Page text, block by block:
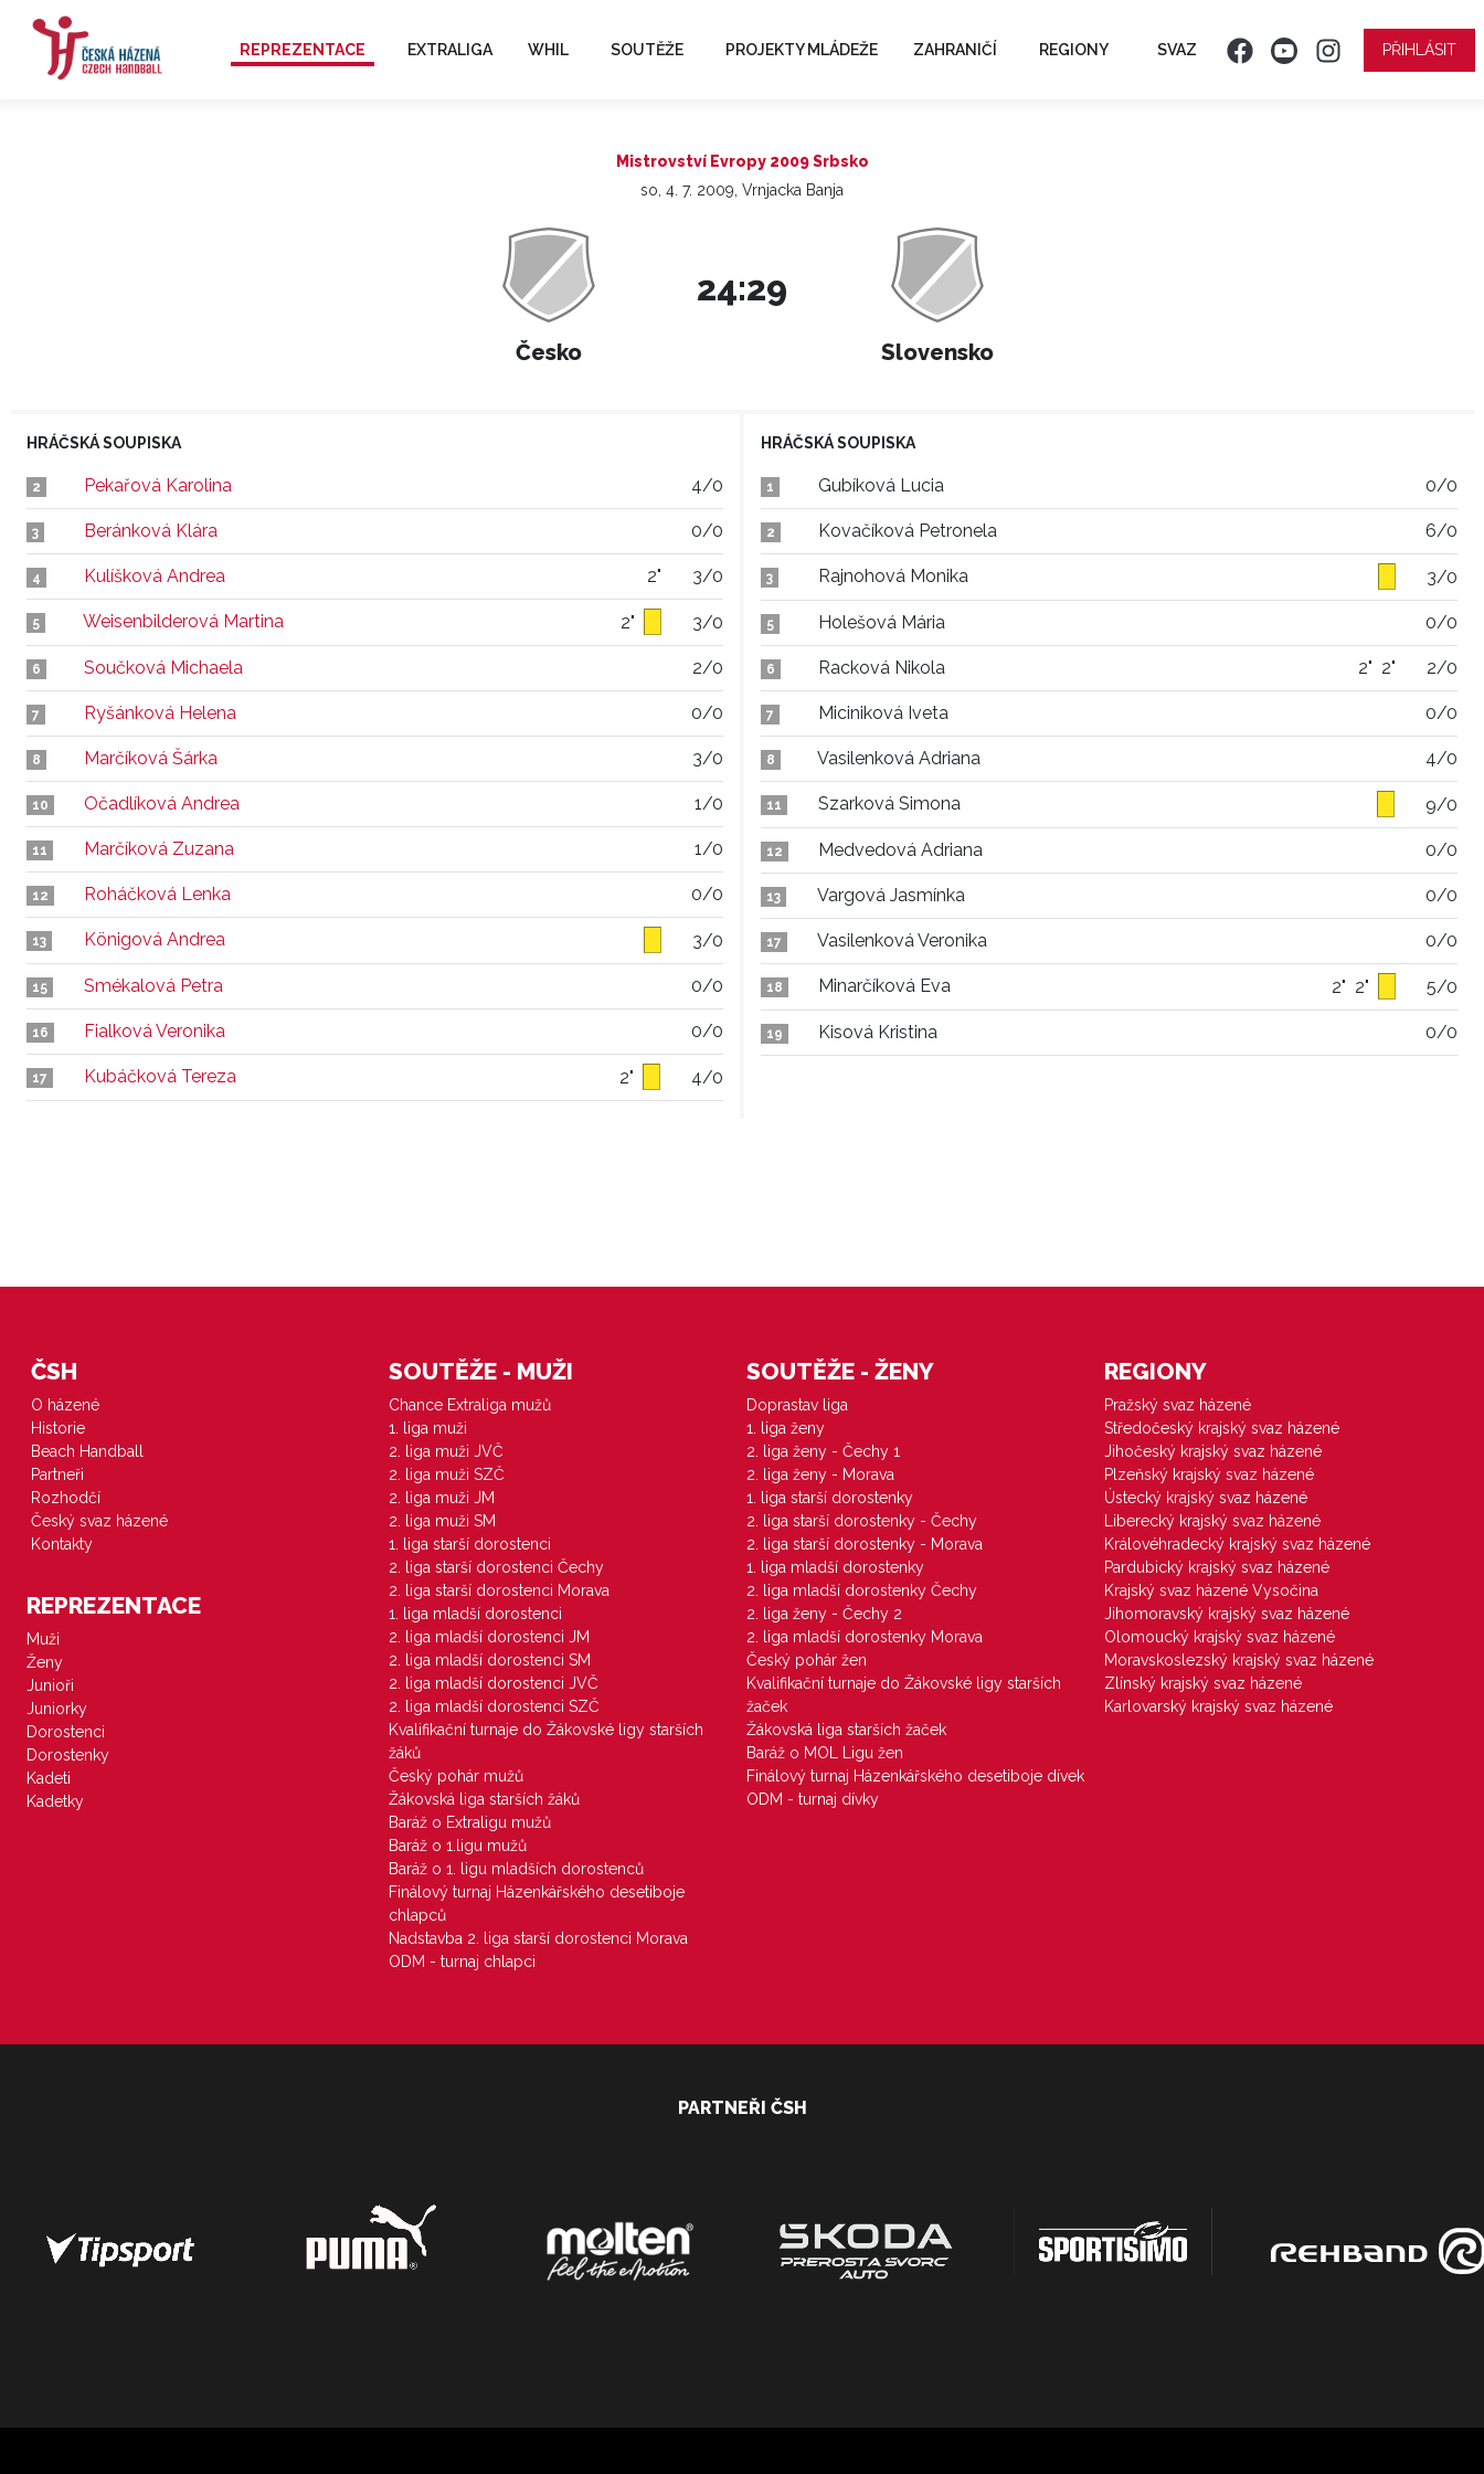
REPREZENTACE EXTRALIGA WHIL SOUTĚŽE PROJEKTY MLÁDEŽE ZAHRANIČÍ REGIONY SVAZ PŘIHLÁSIT
Mistrovství Evropy 2009 Srbsko
so, 4. 7. 2009, Vrnjacka Banja
Česko
24:29
Slovensko
HRÁČSKÁ SOUPISKA
2 Pekařová Karolina 4/0
3 Beránková Klára 0/0
4 Kulíšková Andrea 2" 3/0
5 Weisenbilderová Martina 2" 3/0
6 Součková Michaela 2/0
7 Ryšánková Helena 0/0
8 Marčíková Šárka 3/0
10 Očadlíková Andrea 1/0
11 Marčíková Zuzana 1/0
12 Roháčková Lenka 0/0
13 Königová Andrea 3/0
15 Smékalová Petra 0/0
16 Fialková Veronika 0/0
17 Kubáčková Tereza 2" 4/0
HRÁČSKÁ SOUPISKA
1 Gubíková Lucia 0/0
2 Kovačíková Petronela 6/0
3 Rajnohová Monika 3/0
5 Holešová Mária 0/0
6 Racková Nikola 2" 2" 2/0
7 Miciniková Iveta 0/0
8 Vasilenková Adriana 4/0
11 Szarková Simona 9/0
12 Medvedová Adriana 0/0
13 Vargová Jasmínka 0/0
17 Vasilenková Veronika 0/0
18 Minarčíková Eva 2" 2" 5/0
19 Kisová Kristina 0/0
ČSH
O házené
Historie
Beach Handball
Partneři
Rozhodčí
Český svaz házené
Kontakty
REPREZENTACE
Muži
Ženy
Junioři
Juniorky
Dorostenci
Dorostenky
Kadeti
Kadetky
SOUTĚŽE - MUŽI
Chance Extraliga mužů
1. liga muži
2. liga muži JVČ
2. liga muži SZČ
2. liga muži JM
2. liga muži SM
1. liga starší dorostenci
2. liga starší dorostenci Čechy
2. liga starší dorostenci Morava
1. liga mladší dorostenci
2. liga mladší dorostenci JM
2. liga mladší dorostenci SM
2. liga mladší dorostenci JVČ
2. liga mladší dorostenci SZČ
Kvalifikační turnaje do Žákovské ligy starších
žáků
Český pohár mužů
Žákovská liga starších žáků
Baráž o Extraligu mužů
Baráž o 1.ligu mužů
Baráž o 1. ligu mladších dorostenců
Finálový turnaj Házenkářského desetiboje
chlapců
Nadstavba 2. liga starší dorostenci Morava
ODM - turnaj chlapci
SOUTĚŽE - ŽENY
Doprastav liga
1. liga ženy
2. liga ženy - Čechy 1
2. liga ženy - Morava
1. liga starší dorostenky
2. liga starší dorostenky - Čechy
2. liga starší dorostenky - Morava
1. liga mladší dorostenky
2. liga mladší dorostenky Čechy
2. liga ženy - Čechy 2
2. liga mladší dorostenky Morava
Český pohár žen
Kvalifikační turnaje do Žákovské ligy starších
žaček
Žákovská liga starších žaček
Baráž o MOL Ligu žen
Finálový turnaj Házenkářského desetiboje dívek
ODM - turnaj dívky
REGIONY
Pražský svaz házené
Středočeský krajský svaz házené
Jihočeský krajský svaz házené
Plzeňský krajský svaz házené
Ústecký krajský svaz házené
Liberecký krajský svaz házené
Královéhradecký krajský svaz házené
Pardubický krajský svaz házené
Krajský svaz házené Vysočina
Jihomoravský krajský svaz házené
Olomoucký krajský svaz házené
Moravskoslezský krajský svaz házené
Zlínský krajský svaz házené
Karlovarský krajský svaz házené
PARTNEŘI ČSH